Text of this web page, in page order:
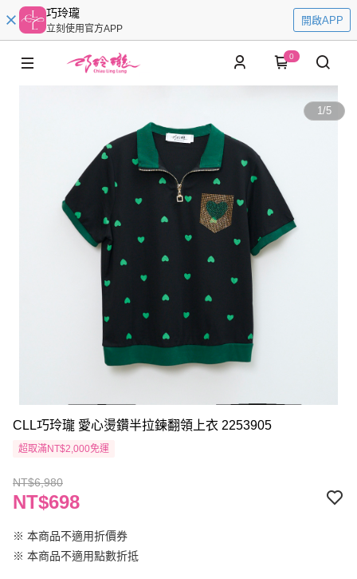
巧玲瓏
立刻使用官方APP
開啟APP
0
1/5
CLL巧玲瓏 愛心燙鑽半拉鍊翻領上衣 2253905
超取滿NT$2,000免運
NT$6,980
NT$698
※ 本商品不適用折價券
※ 本商品不適用點數折抵